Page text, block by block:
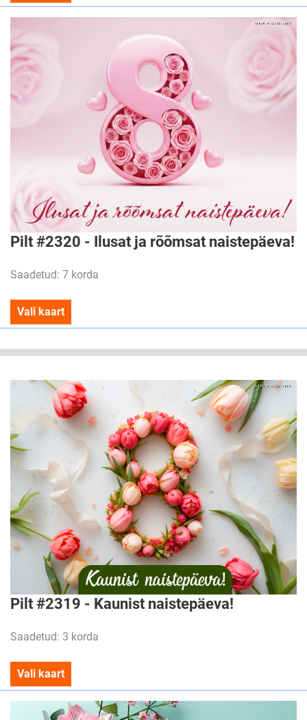
Pilt #2320 - Ilusat ja rõõmsat naistepäeva!
Saadetud: 7 korda
Vali kaart
Pilt #2319 - Kaunist naistepäeva!
Saadetud: 3 korda
Vali kaart